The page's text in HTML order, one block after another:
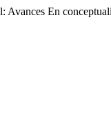
Avances En